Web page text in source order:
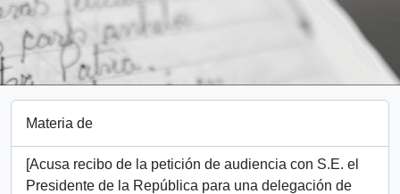
Materia de
[Acusa recibo de la petición de audiencia con S.E. el
Presidente de la República para una delegación de